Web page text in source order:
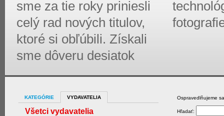
sme za tie roky priniesli
celý rad nových titulov,
ktoré si obľúbili. Získali
sme dôveru desiatok
KATEGÓRIE VYDAVATELIA
Všetci vydavatelia
Ospravedlňujeme
Hľadať: